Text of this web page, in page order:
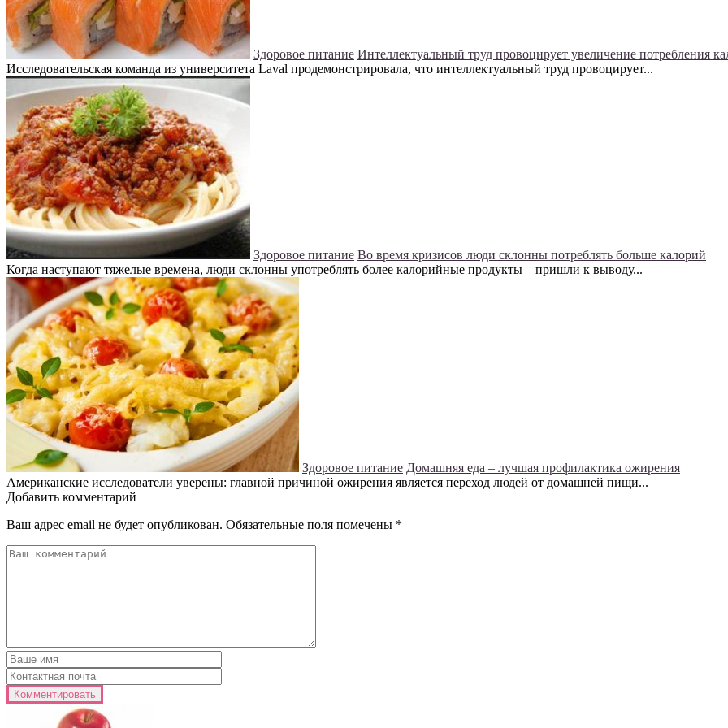
Здоровое питание Интеллектуальный труд провоцирует увеличение потребления
Исследовательская команда из университета Laval продемонстрировала, что интеллектуальный труд провоцирует...
Здоровое питание Во время кризисов люди склонны потреблять больше калорий
Когда наступают тяжелые времена, люди склонны употреблять более калорийные продукты – пришли к выводу...
Здоровое питание Домашняя еда – лучшая профилактика ожирения
Американские исследователи уверены: главной причиной ожирения является переход людей от домашней пищи...
Добавить комментарий
Ваш адрес email не будет опубликован. Обязательные поля помечены *